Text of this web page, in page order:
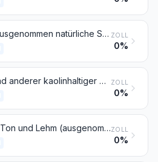
Quarz (ausgenommen natürliche Sande); Quarzite, auch grob behauen oder durch Sägen oder auf andere Weise lediglich zerteilt, in Blöcken oder in quadratischen oder rechteckigen Platten ZOLL
0%
Kaolin und anderer kaolinhaltiger Ton und Lehm, auch gebrannt ZOLL
0%
Anderer Ton und Lehm (ausgenommen geblähter Ton der Position 6806), Andalusit, Cyanit, Sillimanit, auch gebrannt; Mullit; Schamotte-Körnungen und Ton-DinasmassenZOLL
0%